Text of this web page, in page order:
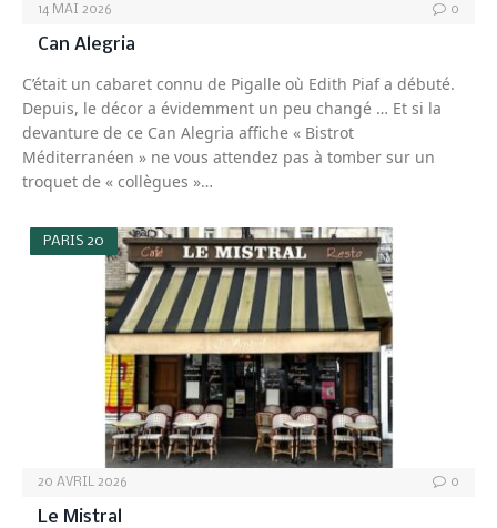
14 MAI 2026 0
Can Alegria
C’était un cabaret connu de Pigalle où Edith Piaf a débuté.
Depuis, le décor a évidemment un peu changé … Et si la
devanture de ce Can Alegria affiche « Bistrot
Méditerranéen » ne vous attendez pas à tomber sur un
troquet de « collègues »…
PARIS 20
20 AVRIL 2026 0
Le Mistral